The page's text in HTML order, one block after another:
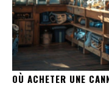
OÙ ACHETER UNE